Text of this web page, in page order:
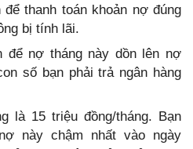
thanh toán khoản nợ đúng
bị tính lãi.
để nợ tháng này dồn lên nợ
số bạn phải trả ngân hàng
là 15 triệu đồng/tháng. Bạn
này chậm nhất vào ngày